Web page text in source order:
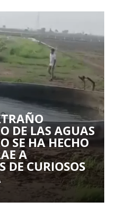
DE LAS AGUAS
SE HA HECHO
A
DE CURIOSOS